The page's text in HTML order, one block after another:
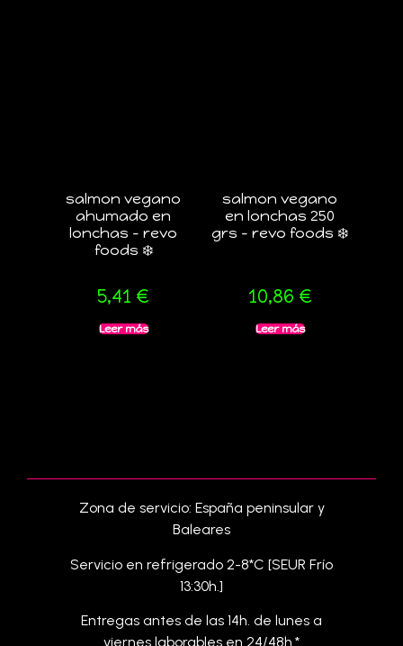
salmon vegano
ahumado en
lonchas – revo
foods ❄️
5,41 €
Leer más
salmon vegano
en lonchas 250
grs – revo foods ❄️
10,86 €
Leer más
Zona de servicio: España peninsular y
Baleares
Servicio en refrigerado 2-8*C [SEUR Frío
13:30h.]
Entregas antes de las 14h. de lunes a
viernes laborables en 24/48h.*